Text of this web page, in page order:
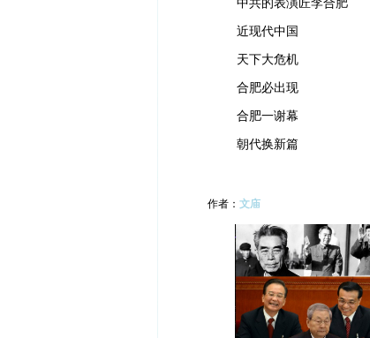
中共的表演匠李合肥
近现代中国
天下大危机
合肥必出现
合肥一谢幕
朝代换新篇
作者： 文庙